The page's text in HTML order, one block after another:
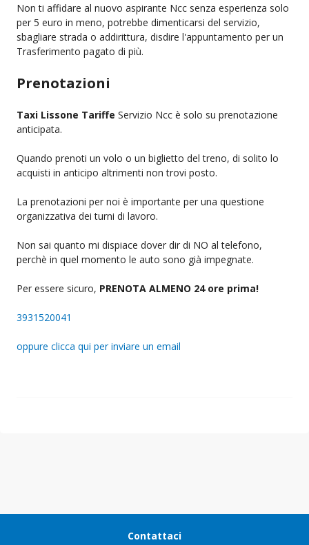
Non ti affidare al nuovo aspirante Ncc senza esperienza solo
per 5 euro in meno, potrebbe dimenticarsi del servizio,
sbagliare strada o addirittura, disdire l'appuntamento per un
Trasferimento pagato di più.
Prenotazioni
Taxi Lissone Tariffe Servizio Ncc è solo su prenotazione
anticipata.
Quando prenoti un volo o un biglietto del treno, di solito lo
acquisti in anticipo altrimenti non trovi posto.
La prenotazioni per noi è importante per una questione
organizzativa dei turni di lavoro.
Non sai quanto mi dispiace dover dir di NO al telefono,
perchè in quel momento le auto sono già impegnate.
Per essere sicuro, PRENOTA ALMENO 24 ore prima!
3931520041
oppure clicca qui per inviare un email
Contattaci